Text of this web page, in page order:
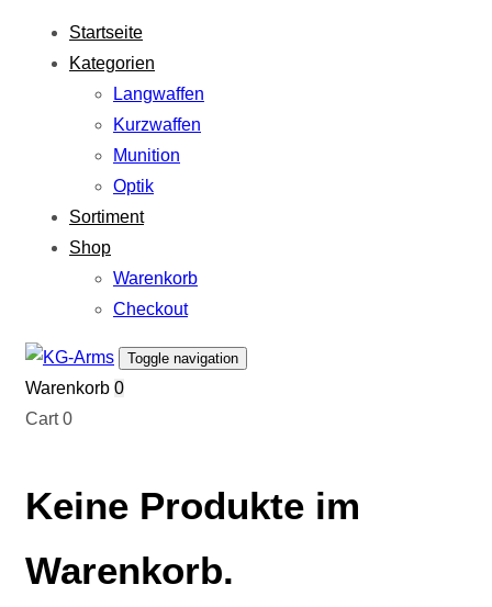
überspringen
primären
springen
Startseite
Kategorien
Langwaffen
Kurzwaffen
Munition
Optik
Sortiment
Shop
Warenkorb
Checkout
Toggle navigation
Warenkorb 0
Cart0
Keine Produkte im
Warenkorb.